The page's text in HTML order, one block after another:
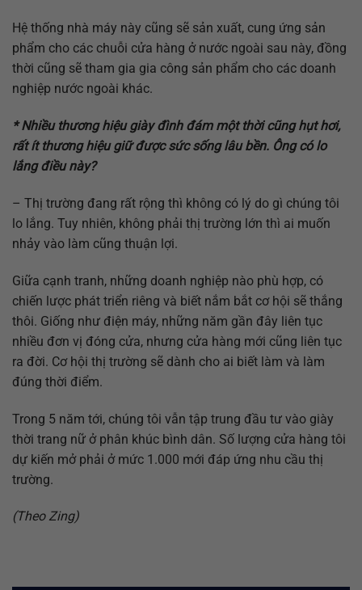
Hệ thống nhà máy này cũng sẽ sản xuất, cung ứng sản
phẩm cho các chuỗi cửa hàng ở nước ngoài sau này, đồng
thời cũng sẽ tham gia gia công sản phẩm cho các doanh
nghiệp nước ngoài khác.
* Nhiều thương hiệu giày đình đám một thời cũng hụt hơi,
rất ít thương hiệu giữ được sức sống lâu bền. Ông có lo
lắng điều này?
– Thị trường đang rất rộng thì không có lý do gì chúng tôi
lo lắng. Tuy nhiên, không phải thị trường lớn thì ai muốn
nhảy vào làm cũng thuận lợi.
Giữa cạnh tranh, những doanh nghiệp nào phù hợp, có
chiến lược phát triển riêng và biết nắm bắt cơ hội sẽ thắng
thôi. Giống như điện máy, những năm gần đây liên tục
nhiều đơn vị đóng cửa, nhưng cửa hàng mới cũng liên tục
ra đời. Cơ hội thị trường sẽ dành cho ai biết làm và làm
đúng thời điểm.
Trong 5 năm tới, chúng tôi vẫn tập trung đầu tư vào giày
thời trang nữ ở phân khúc bình dân. Số lượng cửa hàng tôi
dự kiến mở phải ở mức 1.000 mới đáp ứng nhu cầu thị
trường.
(Theo Zing)